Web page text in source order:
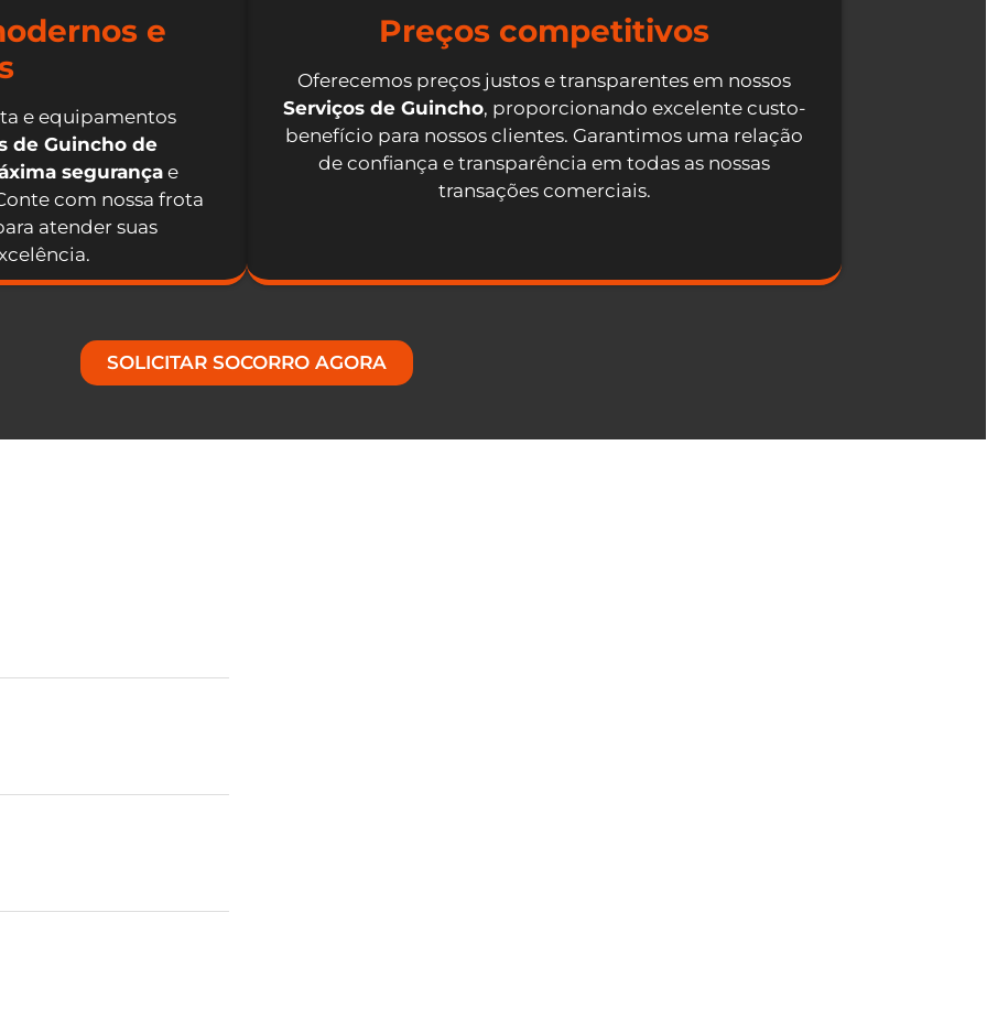
e
e equipamentos
de Guincho de
segurançae
com nossa frota
atender suas
Preços competitivos
Oferecemos preços justos e transparentes em nossos
Serviços de Guincho, proporcionando excelente custo-
benefício para nossos clientes. Garantimos uma relação
de confiança e transparência em todas as nossas
transações comerciais.
SOLICITAR SOCORRO AGORA